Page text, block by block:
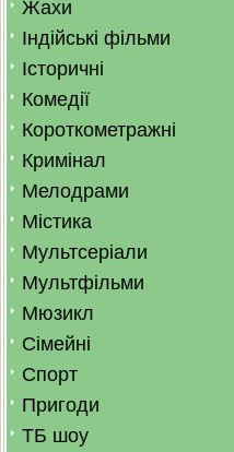
Жахи
Індійські фільми
Історичні
Комедії
Короткометражні
Кримінал
Мелодрами
Містика
Мультсеріали
Мультфільми
Мюзикл
Сімейні
Спорт
Пригоди
ТБ шоу